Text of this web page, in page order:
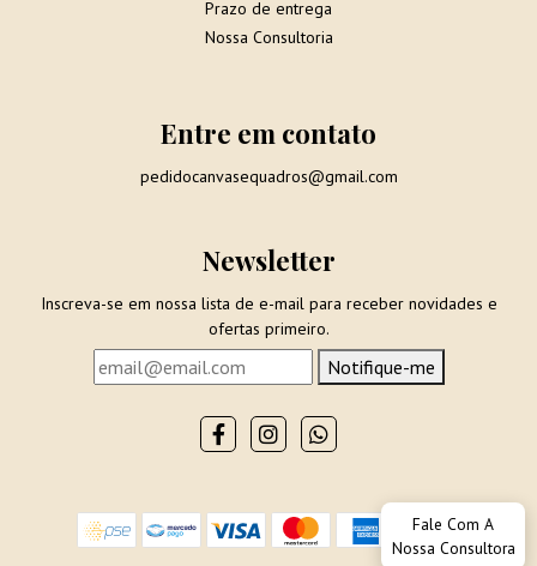
Prazo de entrega
Nossa Consultoria
Entre em contato
pedidocanvasequadros@gmail.com
Newsletter
Inscreva-se em nossa lista de e-mail para receber novidades e
ofertas primeiro.
Notifique-me
Fale Com A
Nossa Consultora